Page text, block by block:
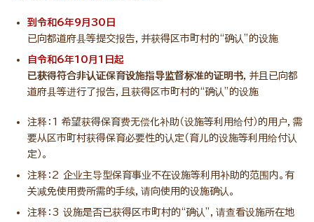
到令和6年9月30日
已向都道府县等提交报告，并获得区市町村的“确认”的设施
自令和6年10月1日起
已获得符合非认证保育设施指导监督标准的证明书 ，并且已向都
道府县等进行了报告，且获得区市町村的“确认”的设施
注释：1 希望获得保育费无偿化补助（设施等利用给付）的用户，需
要从区市町村获得保育必要性的认定（育儿的设施等利用给付认
定）。
注释：2 企业主导型保育事业不在设施等利用补助的范围内。有
关减免使用费所需的手续，请向使用的设施确认。
注释：3 设施是否已获得区市町村的“确认”，请查看设施所在地